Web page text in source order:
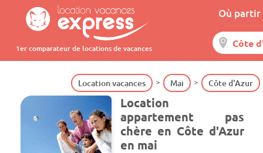
1er comparateur de locations de vacances
Où partir
Location vacances Mai Côte d'Azur
Location
appartement pas
chère en Côte d'Azur
en mai